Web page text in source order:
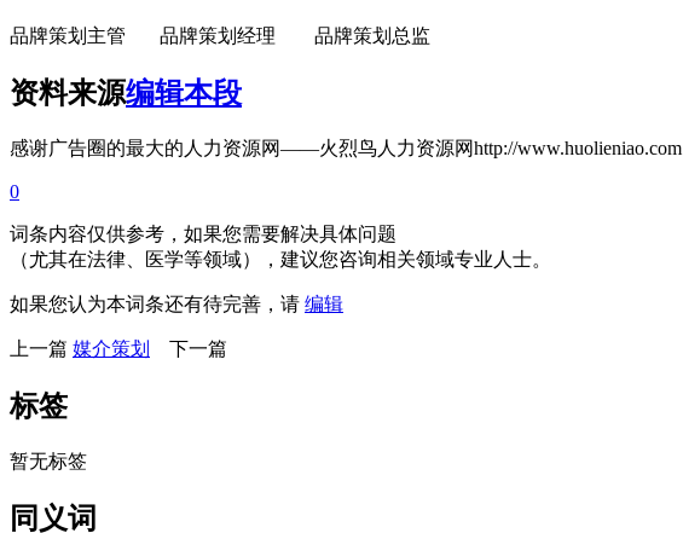
品牌策划主管 品牌策划经理 品牌策划总监
资料来源编辑本段
感谢广告圈的最大的人力资源网——火烈鸟人力资源网http://www.huolieniao.com
0
词条内容仅供参考，如果您需要解决具体问题
（尤其在法律、医学等领域），建议您咨询相关领域专业人士。
如果您认为本词条还有待完善，请 编辑
上一篇 媒介策划 下一篇
标签
暂无标签
同义词